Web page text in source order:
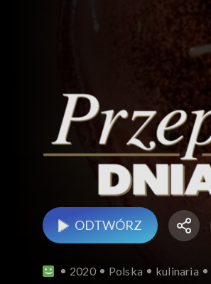
ODTWÓRZ
2020 Polska kulinaria